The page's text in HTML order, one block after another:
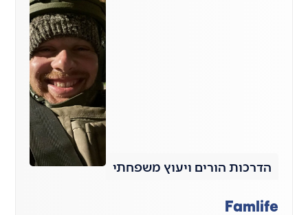
הדרכות הורים ויעוץ משפחתי
Famlife